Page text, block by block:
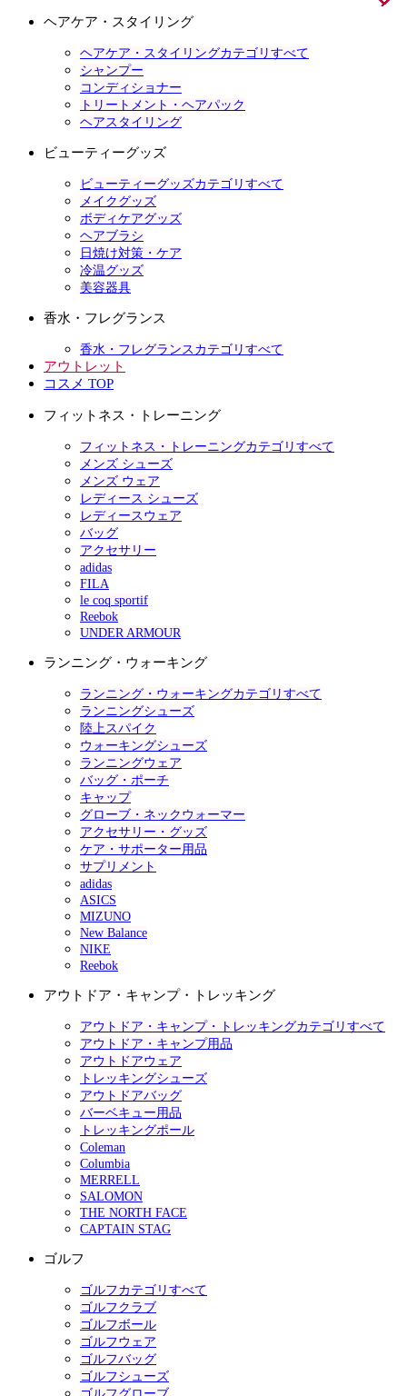
ヘアケア・スタイリング
ヘアケア・スタイリングカテゴリすべて
シャンプー
コンディショナー
トリートメント・ヘアパック
ヘアスタイリング
ビューティーグッズ
ビューティーグッズカテゴリすべて
メイクグッズ
ボディケアグッズ
ヘアブラシ
日焼け対策・ケア
冷温グッズ
美容器具
香水・フレグランス
香水・フレグランスカテゴリすべて
アウトレット
コスメ TOP
フィットネス・トレーニング
フィットネス・トレーニングカテゴリすべて
メンズ シューズ
メンズ ウェア
レディース シューズ
レディースウェア
バッグ
アクセサリー
adidas
FILA
le coq sportif
Reebok
UNDER ARMOUR
ランニング・ウォーキング
ランニング・ウォーキングカテゴリすべて
ランニングシューズ
陸上スパイク
ウォーキングシューズ
ランニングウェア
バッグ・ポーチ
キャップ
グローブ・ネックウォーマー
アクセサリー・グッズ
ケア・サポーター用品
サプリメント
adidas
ASICS
MIZUNO
New Balance
NIKE
Reebok
アウトドア・キャンプ・トレッキング
アウトドア・キャンプ・トレッキングカテゴリすべて
アウトドア・キャンプ用品
アウトドアウェア
トレッキングシューズ
アウトドアバッグ
バーベキュー用品
トレッキングポール
Coleman
Columbia
MERRELL
SALOMON
THE NORTH FACE
CAPTAIN STAG
ゴルフ
ゴルフカテゴリすべて
ゴルフクラブ
ゴルフボール
ゴルフウェア
ゴルフバッグ
ゴルフシューズ